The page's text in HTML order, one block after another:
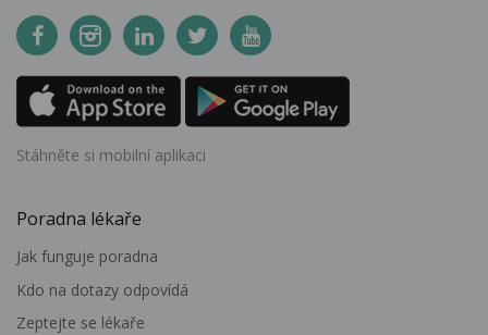
Stáhněte si mobilní aplikaci
Poradna lékaře
Jak funguje poradna
Kdo na dotazy odpovídá
Zeptejte se lékaře